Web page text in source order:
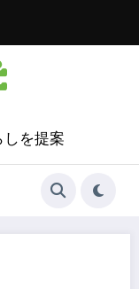
を提案